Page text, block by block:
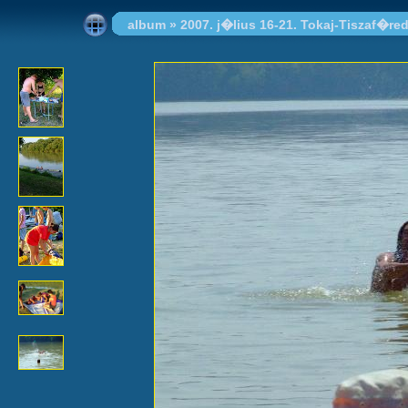
album » 2007. j�lius 16-21. Tokaj-Tiszaf�red